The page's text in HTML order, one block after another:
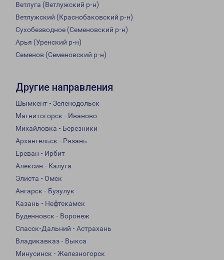
Ветлуга (Ветлужский р-н)
Ветлужский (Краснобаковский р-н)
Сухобезводное (Семеновский р-н)
Арья (Уренский р-н)
Семенов (Семеновский р-н)
Другие направления
Шымкент - Зеленодольск
Магнитогорск - Иваново
Михайловка - Березники
Архангельск - Рязань
Ереван - Ирбит
Алексин - Калуга
Элиста - Омск
Ангарск - Бузулук
Казань - Нефтекамск
Буденновск - Воронеж
Спасск-Дальний - Астрахань
Владикавказ - Выкса
Минусинск - Железногорск